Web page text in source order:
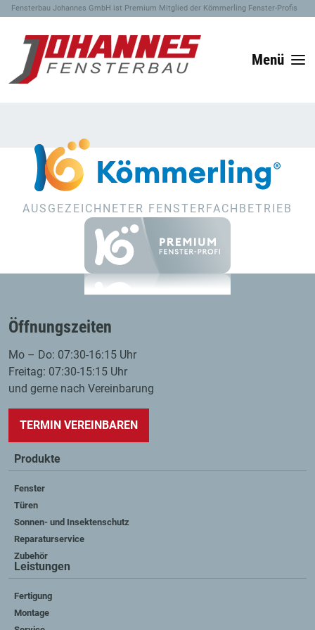
Fensterbau Johannes GmbH ist Premium Mitglied der Kömmerling Fenster-Profis
Menü
AUSGEZEICHNETER FENSTERFACHBETRIEB
Öffnungszeiten
Mo – Do: 07:30-16:15 Uhr
Freitag: 07:30-15:15 Uhr
und gerne nach Vereinbarung
TERMIN VEREINBAREN
Produkte
Fenster
Türen
Sonnen- und Insektenschutz
Reparaturservice
Zubehör
Leistungen
Fertigung
Montage